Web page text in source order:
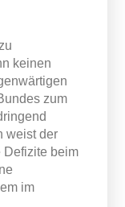
keinen
zum
weist der
Defizite beim
im